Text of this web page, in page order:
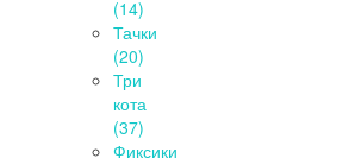
(14)
Тачки
(20)
Три
кота
(37)
Фиксики